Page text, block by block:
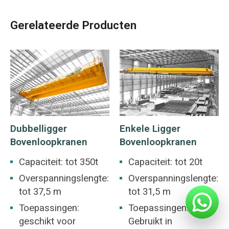
Gerelateerde Producten
Dubbelligger
Bovenloopkranen
Capaciteit: tot 350t
Overspanningslengte:
tot 37,5 m
Toepassingen:
geschikt voor
Enkele Ligger
Bovenloopkranen
Capaciteit: tot 20t
Overspanningslengte:
tot 31,5 m
Toepassingen:
Gebruikt in